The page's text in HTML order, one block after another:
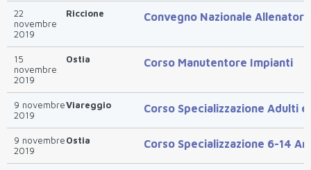
22
novembre
2019
Riccione Convegno Nazionale Allenatori
15
novembre
2019
Ostia Corso Manutentore Impianti
9 novembre
2019
Viareggio Corso Specializzazione Adulti
9 novembre
2019
Ostia Corso Specializzazione 6-14